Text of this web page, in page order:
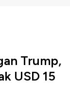
Trump,
USD 15